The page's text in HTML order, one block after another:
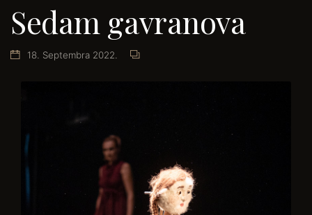
Sedam gavranova
18. Septembra 2022.